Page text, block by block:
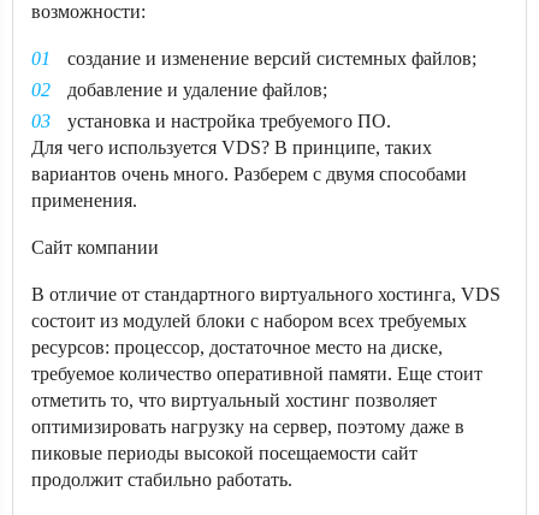
возможности:
создание и изменение версий системных файлов;
добавление и удаление файлов;
установка и настройка требуемого ПО.
Для чего используется VDS? В принципе, таких
вариантов очень много. Разберем с двумя способами
применения.
Сайт компании
В отличие от стандартного виртуального хостинга, VDS
состоит из модулей блоки с набором всех требуемых
ресурсов: процессор, достаточное место на диске,
требуемое количество оперативной памяти. Еще стоит
отметить то, что виртуальный хостинг позволяет
оптимизировать нагрузку на сервер, поэтому даже в
пиковые периоды высокой посещаемости сайт
продолжит стабильно работать.